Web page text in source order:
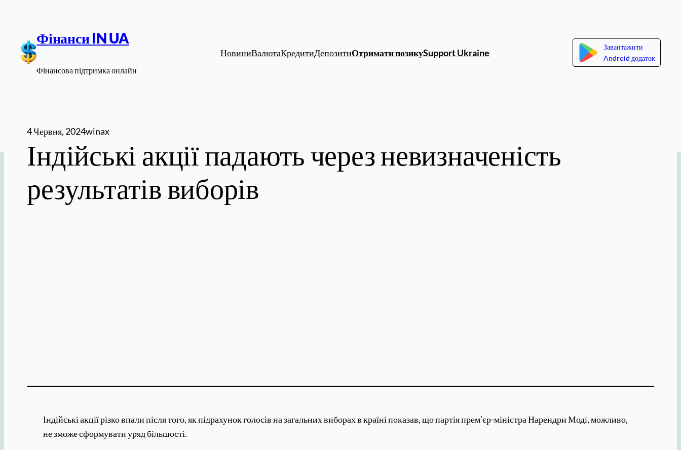
вмісту
Фінанси IN UA
Фінансова підтримка онлайн
НовиниВалютаКредитиДепозитиОтримати позикуSupport Ukraine
Завантажити
Android додаток
4 Червня, 2024winax
Індійські акції падають через невизначеність
результатів виборів
Індійські акції різко впали після того, як підрахунок голосів на загальних виборах в країні показав, що партія прем’єр-міністра Нарендри Моді, можливо,
не зможе сформувати уряд більшості.